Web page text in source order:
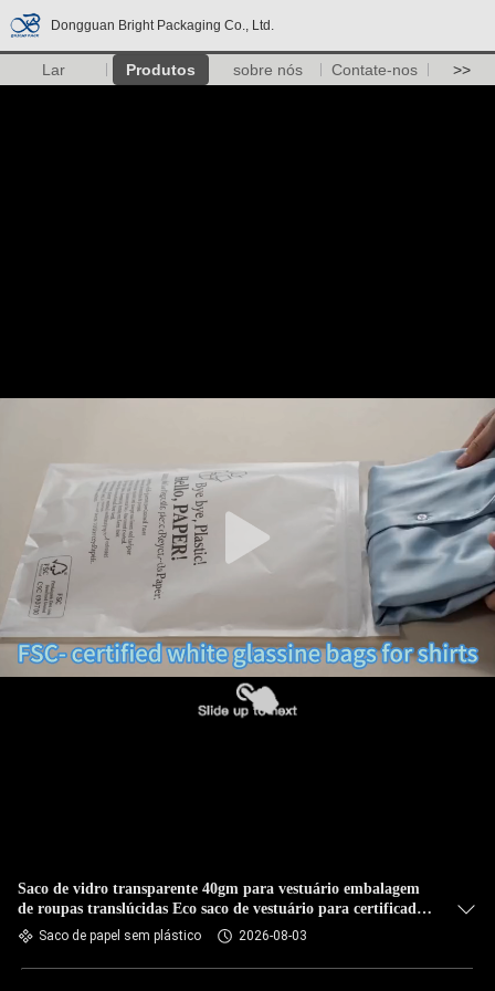
Dongguan Bright Packaging Co., Ltd.
Lar Produtos sobre nós Contate-nos >>
Saco de vidro transparente 40gm para vestuário embalagem
de roupas translúcidas Eco saco de vestuário para certificado
reciclável biodegradável
Saco de papel sem plástico 2026-08-03